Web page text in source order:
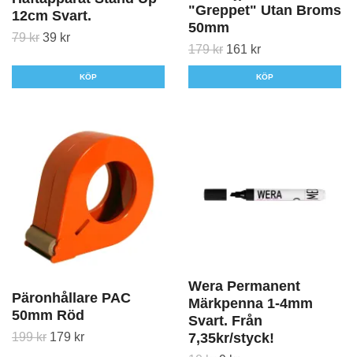
12cm Svart.
79 kr 39 kr
KÖP
"Greppet" Utan Broms
50mm
179 kr 161 kr
Päronhållare PAC
50mm Röd
199 kr 179 kr
Wera Permanent
Märkpenna 1-4mm
Svart. Från
7,35kr/styck!